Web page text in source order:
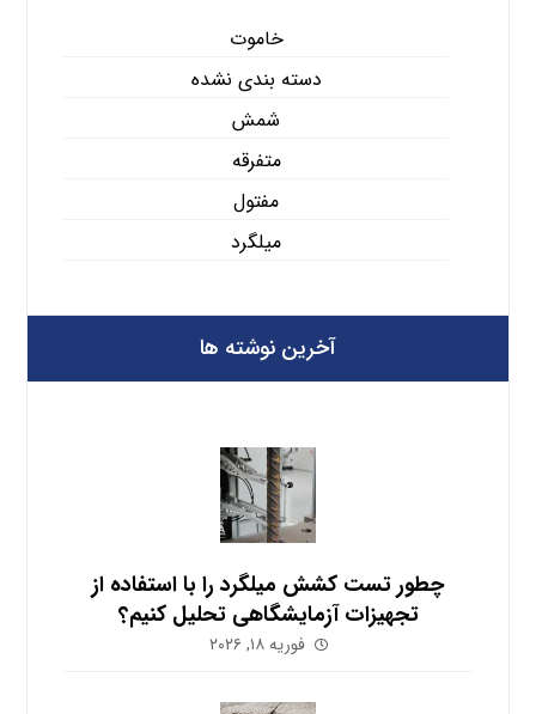
خاموت
دسته بندی نشده
شمش
متفرقه
مفتول
میلگرد
آخرین نوشته ها
چطور تست کشش میلگرد را با استفاده از
تجهیزات آزمایشگاهی تحلیل کنیم؟
فوریه ۱۸, ۲۰۲۶